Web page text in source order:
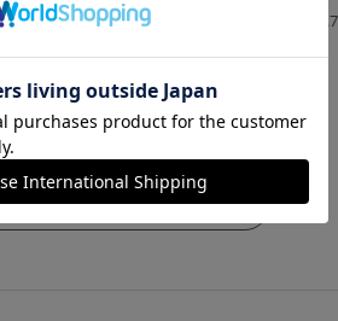
を叶える レーシーア
（214件）
￥2,530 (税込)
4.7
（812件）
もっと見る